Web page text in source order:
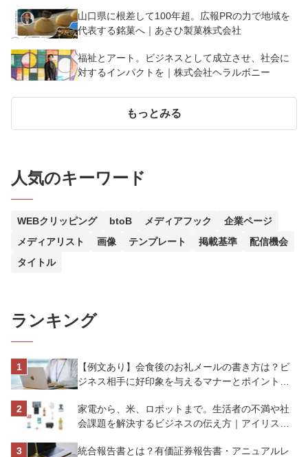
山口県に根差して100年超。広報PRの力で地域を
代表する銘菓へ｜あさひ製菓株式会社
福祉とアート。ビジネスとして成立させ、社会に
対するインパクトを｜株式会社ヘラルボニー
もっとみる
人気のキーワード
WEBクリッピング btoB メディアフック
企業ページ
メディアリスト
画像 テンプレート 掲載基準
配信機会
タイトル
ランキング
【例文あり】会食後のお礼メールの書き方は？ビ
ジネス相手に好印象を与えるマナーとポイントを
家電から、米、ロボットまで。生活者の不満や社
会課題を解決するビジネスの伝え方｜アイリスオ
統合報告書とは？有価証券報告書・アニュアルレ